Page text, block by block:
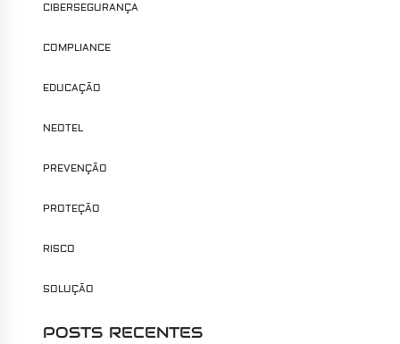
CIBERSEGURANÇA
COMPLIANCE
EDUCAÇÃO
NEOTEL
PREVENÇÃO
PROTEÇÃO
RISCO
SOLUÇÃO
POSTS RECENTES